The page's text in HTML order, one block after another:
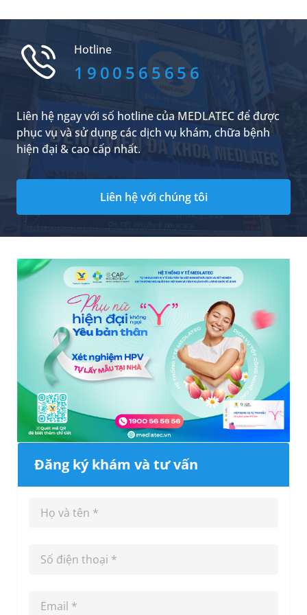
thăm khám khi có dấu hiệu bất thường là điều
Hotline
1900565656
Liên hệ ngay với số hotline của MEDLATEC để được
phục vụ và sử dụng các dịch vụ khám, chữa bệnh
hiện đại & cao cấp nhất.
Liên hệ với chúng tôi
Đăng ký khám và tư vấn